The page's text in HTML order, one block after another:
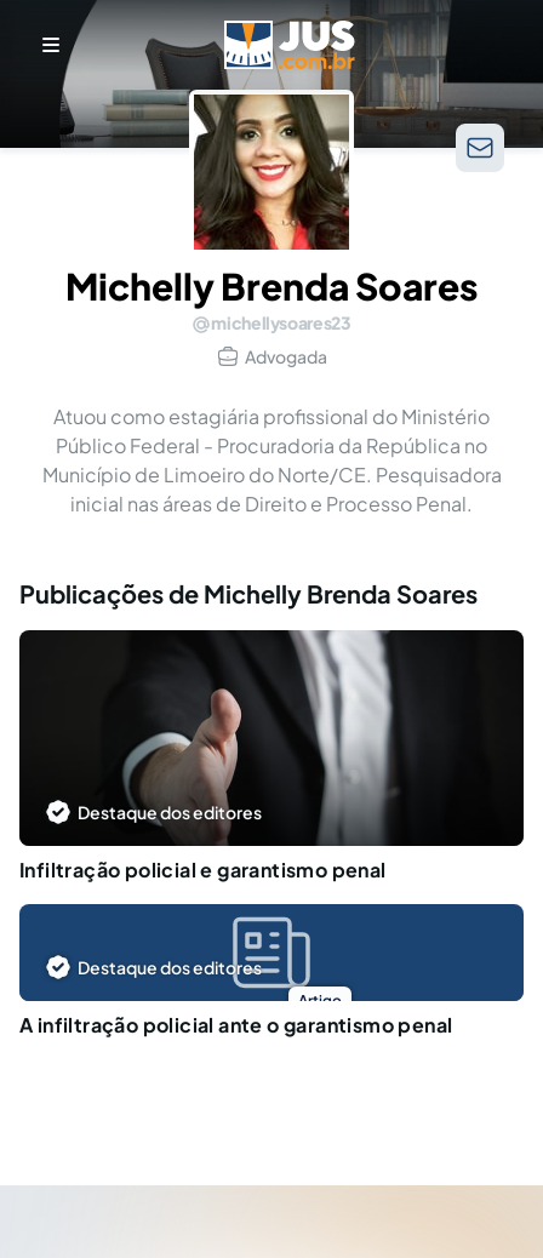
Michelly Brenda Soares
michellysoares23
Advogada
Atuou como estagiária profissional do Ministério
Público Federal - Procuradoria da República no
Município de Limoeiro do Norte/CE. Pesquisadora
inicial nas áreas de Direito e Processo Penal.
Publicações de Michelly Brenda Soares
Destaque dos editores
Infiltração policial e garantismo penal
Artigo
Destaque dos editores
A infiltração policial ante o garantismo penal